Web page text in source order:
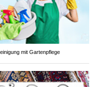
mit Gartenpflege